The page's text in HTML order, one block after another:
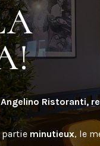
Angelino Ristoranti,
partie minutieux, le